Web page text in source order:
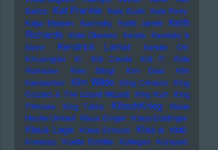
Bartos Kat Frankie Kate Bush Kate Perry
Katja Ebstein
Kavinsky Keith Jarrett
Keith
Richards Kele Okereke Kelela Kemistry &
Storm
Kendrick Lamar
Kerstin Ott
Khruangbin
KI KId Creole KId P.
KIda
Ramadan
KIev Stingl KIm Deal
KIm
Kardashian KIm Wilde KIng Crimson KIng
Gizzard & The Lizard Wizard KIng Kurt KIng
Princess
KIng Tubby KItschKrieg
Klaas
Heufer-Umlauf Klaus Dinger Klaus Doldinger
Klaus Lage Klaus Schulze Klez.e KMD
Kneecap Koefte DeVille Kollegah Kompakt